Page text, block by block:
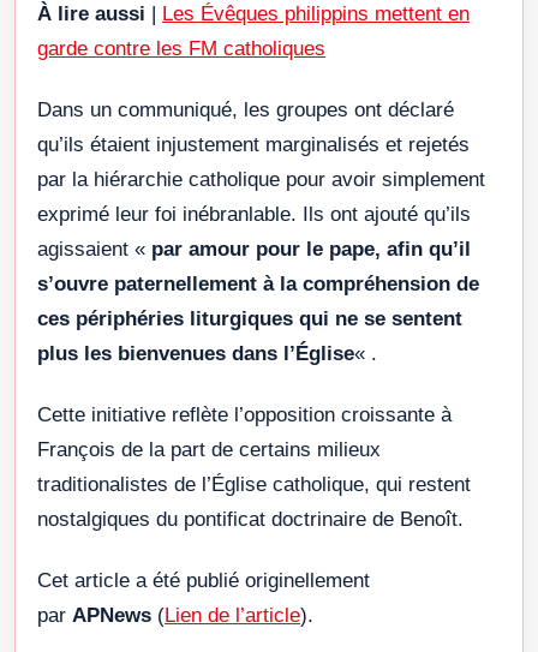
À lire aussi
Les Évêques philippins mettent en
garde contre les FM catholiques
Dans un communiqué, les groupes ont déclaré
qu’ils étaient injustement marginalisés et rejetés
par la hiérarchie catholique pour avoir simplement
exprimé leur foi inébranlable. Ils ont ajouté qu’ils
agissaient « par amour pour le pape, afin qu’il
s’ouvre paternellement à la compréhension de
ces périphéries liturgiques qui ne se sentent
plus les bienvenues dans l’Église« .
Cette initiative reflète l’opposition croissante à
François de la part de certains milieux
traditionalistes de l’Église catholique, qui restent
nostalgiques du pontificat doctrinaire de Benoît.
Cet article a été publié originellement
par APNews (Lien de l’article).